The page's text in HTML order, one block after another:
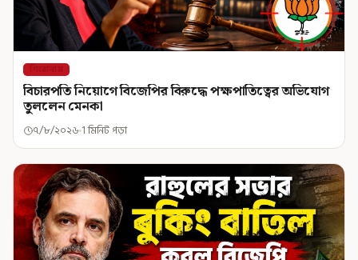
শিরোনাম
বিচারপতি নিয়োগে বিজেপির বিরুদ্ধে পক্ষপাতিত্বের অভিযোগ
তুললেন মেনকা
৭/৮/২০২৬ 1 মিনিট পড়া